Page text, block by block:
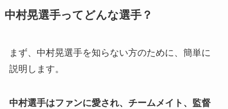
中村晃選手ってどんな選手？
まず、中村晃選手を知らない方のために、簡単に
説明します。
中村選手はファンに愛され、チームメイト、監督